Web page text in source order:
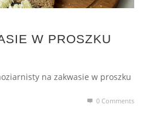
W PROSZKU
na zakwasie w proszku
0 Comments